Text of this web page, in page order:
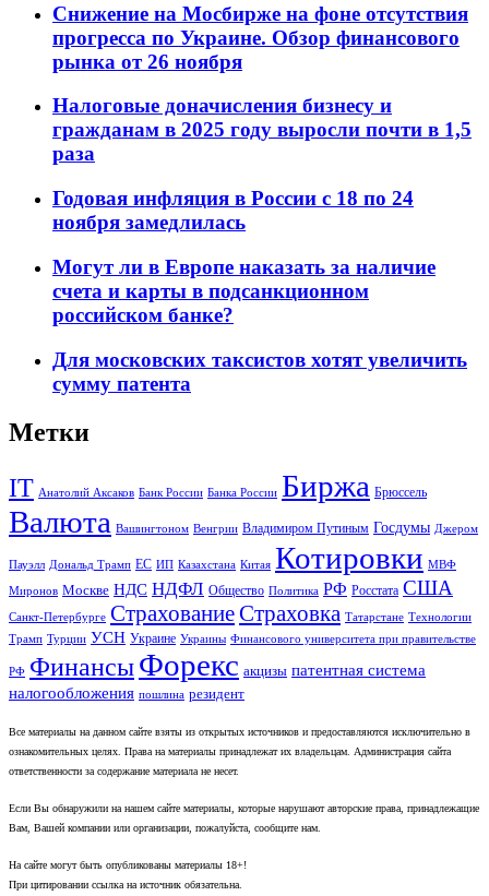
Снижение на Мосбирже на фоне отсутствия
прогресса по Украине. Обзор финансового
рынка от 26 ноября
Налоговые доначисления бизнесу и
гражданам в 2025 году выросли почти в 1,5
раза
Годовая инфляция в России с 18 по 24
ноября замедлилась
Могут ли в Европе наказать за наличие
счета и карты в подсанкционном
российском банке?
Для московских таксистов хотят увеличить
сумму патента
Метки
IT Анатолий Аксаков Банк России Банка России Биржа Брюссель
Валюта Вашингтоном Венгрии Владимиром Путиным Госдумы Джером
Пауэлл Дональд Трамп ЕС ИП Казахстана Китая Котировки МВФ
Миронов Москве НДС НДФЛ Общество Политика РФ Росстата США
Санкт-Петербурге СтрахованиеСтраховка Татарстане Технологии
Трамп Турции УСН Украине Украины Финансового университета при правительстве
РФ ФинансыФорекс акцизы патентная система
налогообложения пошлина резидент
Все материалы на данном сайте взяты из открытых источников и предоставляются исключительно в
ознакомительных целях. Права на материалы принадлежат их владельцам. Администрация сайта
ответственности за содержание материала не несет.
Если Вы обнаружили на нашем сайте материалы, которые нарушают авторские права, принадлежащие
Вам, Вашей компании или организации, пожалуйста, сообщите нам.
На сайте могут быть опубликованы материалы 18+!
При цитировании ссылка на источник обязательна.